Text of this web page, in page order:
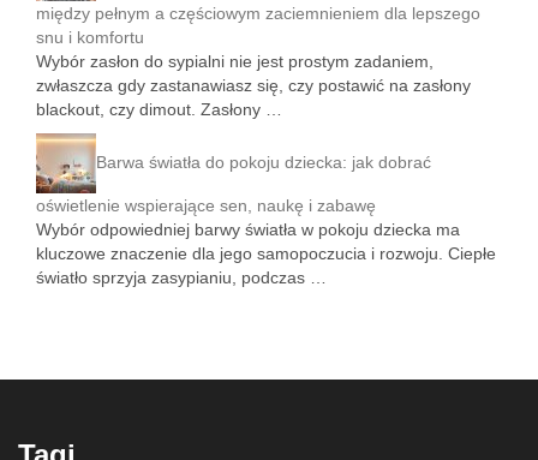
między pełnym a częściowym zaciemnieniem dla lepszego
snu i komfortu
Wybór zasłon do sypialni nie jest prostym zadaniem,
zwłaszcza gdy zastanawiasz się, czy postawić na zasłony
blackout, czy dimout. Zasłony …
Barwa światła do pokoju dziecka: jak dobrać
oświetlenie wspierające sen, naukę i zabawę
Wybór odpowiedniej barwy światła w pokoju dziecka ma
kluczowe znaczenie dla jego samopoczucia i rozwoju. Ciepłe
światło sprzyja zasypianiu, podczas …